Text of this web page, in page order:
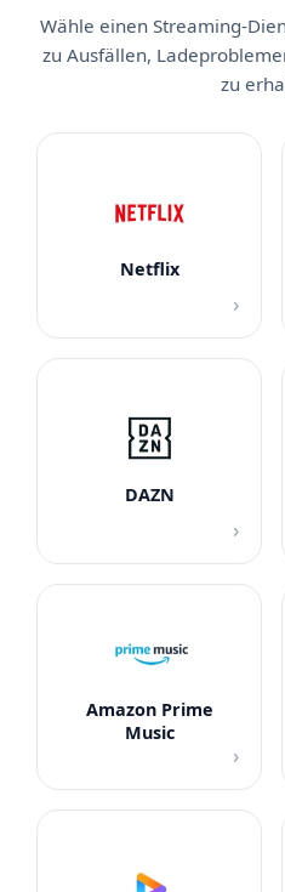
Wähle einen Streaming-
zu Ausfällen,
zu
Netflix
›
DAZN
›
Amazon Prime
Music
›